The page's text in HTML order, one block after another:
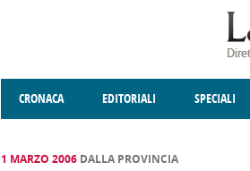
CRONACA EDITORIALI SPECIALI
1 MARZO 2006 DALLA PROVINCIA